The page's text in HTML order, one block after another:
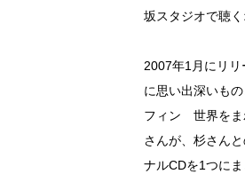
坂スタジオで聴
2007年1月にリ
に思い出深いも
フィン 世界をま
さんが、杉さん
ナルCDを1つに